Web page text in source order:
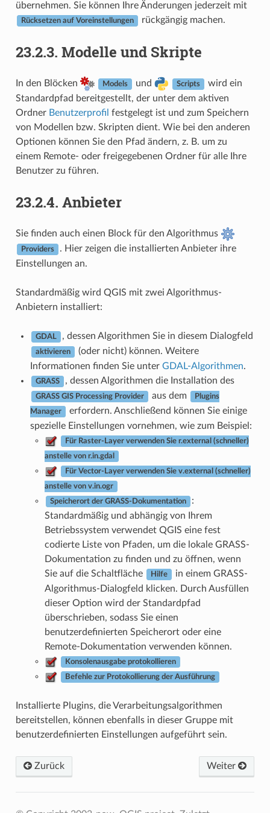
übernehmen. Sie können Ihre Änderungen jederzeit mit
Rücksetzen auf Voreinstellungen rückgängig machen.
23.2.3. Modelle und Skripte
In den Blöcken Models und Scripts
wird ein
Standardpfad bereitgestellt, der unter dem aktiven
Ordner Benutzerprofil festgelegt ist und zum Speichern
von Modellen bzw. Skripten dient. Wie bei den anderen
Optionen können Sie den Pfad ändern, z. B. um zu
einem Remote- oder freigegebenen Ordner für alle Ihre
Benutzer zu führen.
23.2.4. Anbieter
Sie finden auch einen Block für den Algorithmus
Providers
. Hier zeigen die installierten Anbieter ihre
Einstellungen an.
Standardmäßig wird QGIS mit zwei Algorithmus-
Anbietern installiert:
GDAL , dessen Algorithmen Sie in diesem Dialogfeld
aktivieren
(oder nicht) können. Weitere
Informationen finden Sie unter GDAL-Algorithmen.
GRASS , dessen Algorithmen die Installation des
GRASS GIS Processing Provider aus dem Plugins
Manager
erfordern. Anschließend können Sie einige
spezielle Einstellungen vornehmen, wie zum Beispiel:
Für Raster-Layer verwenden Sie r.external (schneller)
anstelle von r.in.gdal
Für Vector-Layer verwenden Sie v.external (schneller)
anstelle von v.in.ogr
Speicherort der GRASS-Dokumentation
:
Standardmäßig und abhängig von Ihrem
Betriebssystem verwendet QGIS eine fest
codierte Liste von Pfaden, um die lokale GRASS-
Dokumentation zu finden und zu öffnen, wenn
Sie auf die Schaltfläche
Hilfe
in einem GRASS-
Algorithmus-Dialogfeld klicken. Durch Ausfüllen
dieser Option wird der Standardpfad
überschrieben, sodass Sie einen
benutzerdefinierten Speicherort oder eine
Remote-Dokumentation verwenden können.
Konsolenausgabe protokollieren
Befehle zur Protokollierung der Ausführung
Installierte Plugins, die Verarbeitungsalgorithmen
bereitstellen, können ebenfalls in dieser Gruppe mit
benutzerdefinierten Einstellungen aufgeführt sein.
Zurück Weiter